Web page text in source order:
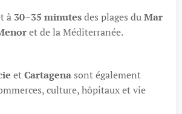
à 30–35 minutesdes plages duMar
et de la Méditerranée.
etCartagena sont également
culture, hôpitaux et vie